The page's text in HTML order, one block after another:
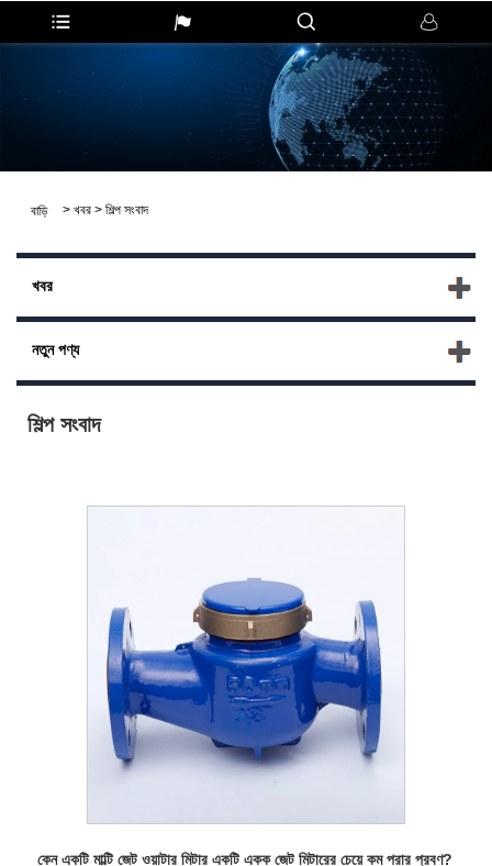
বাড়ি > খবর > শিল্প সংবাদ
খবর
নতুন পণ্য
শিল্প সংবাদ
কেন একটি মাল্টি জেট ওয়াটার মিটার একটি একক জেট মিটারের চেয়ে কম পরার প্রবণ?